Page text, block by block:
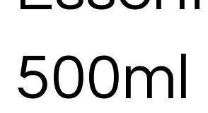
500ml